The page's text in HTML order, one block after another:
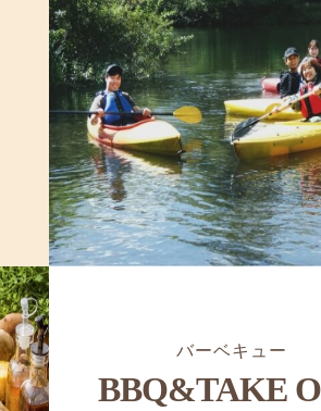
バーベキュー
BBQ&TAKE